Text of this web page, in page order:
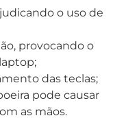
o uso de
provocando o
das teclas;
pode causar
as mãos.